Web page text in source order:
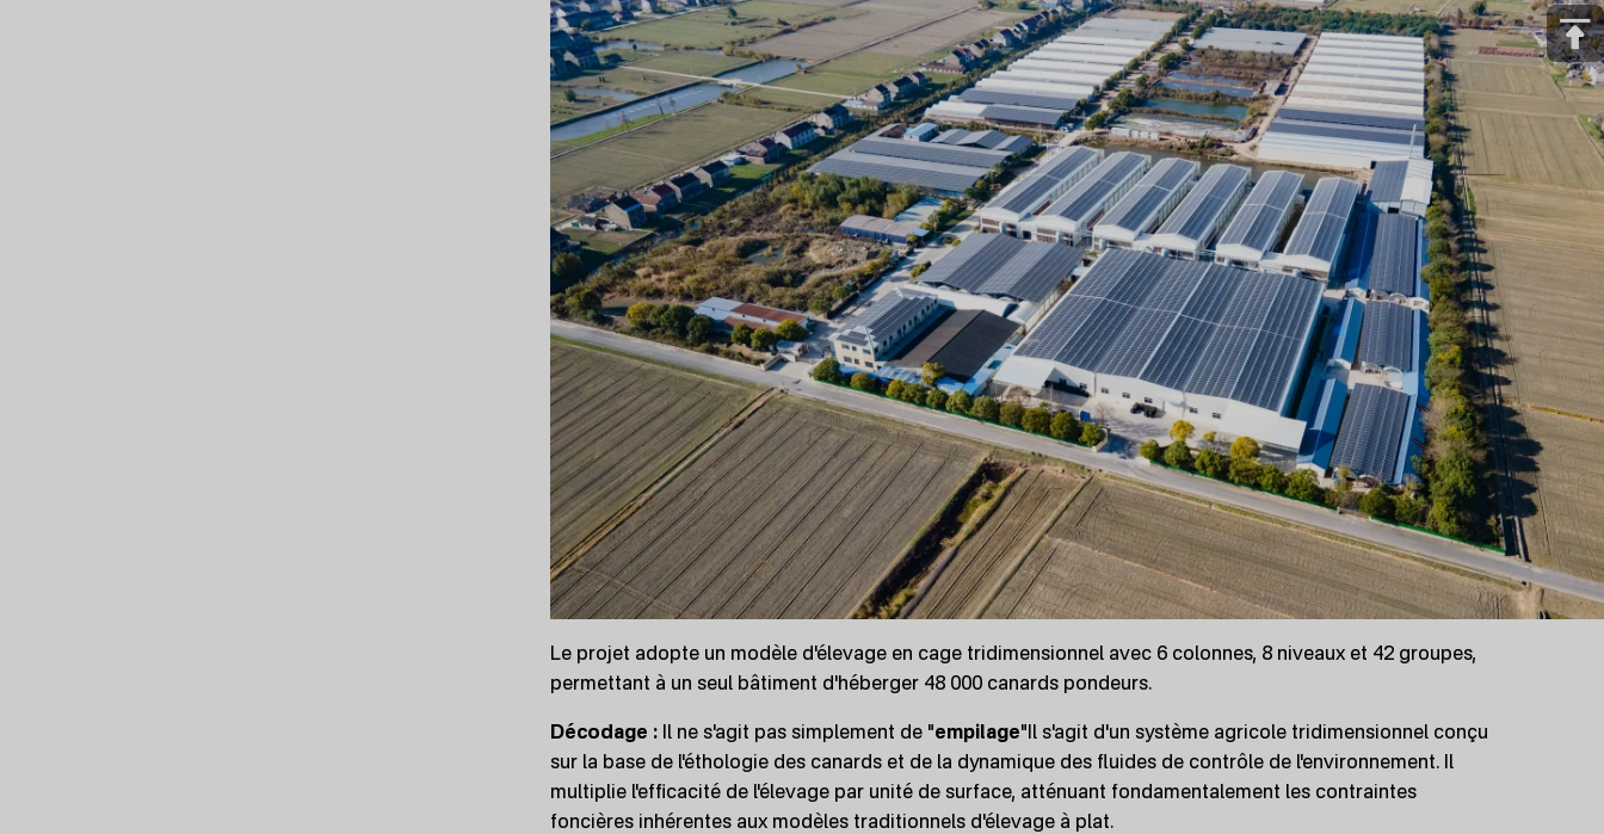
Le projet adopte un modèle d'élevage en cage tridimensionnel avec 6 colonnes, 8 niveaux et 42 groupes,
permettant à un seul bâtiment d'héberger 48 000 canards pondeurs.
Décodage :Il ne s'agit pas simplement de "empilage"Il s'agit d'un système agricole tridimensionnel conçu
sur la base de l'éthologie des canards et de la dynamique des fluides de contrôle de l'environnement. Il
multiplie l'efficacité de l'élevage par unité de surface, atténuant fondamentalement les contraintes
foncières inhérentes aux modèles traditionnels d'élevage à plat.